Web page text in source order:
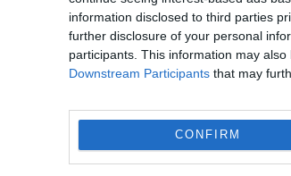
information disclosed to third parties
further disclosure of your personal
participants. This information may
Downstream Participants that may
CONFIRM